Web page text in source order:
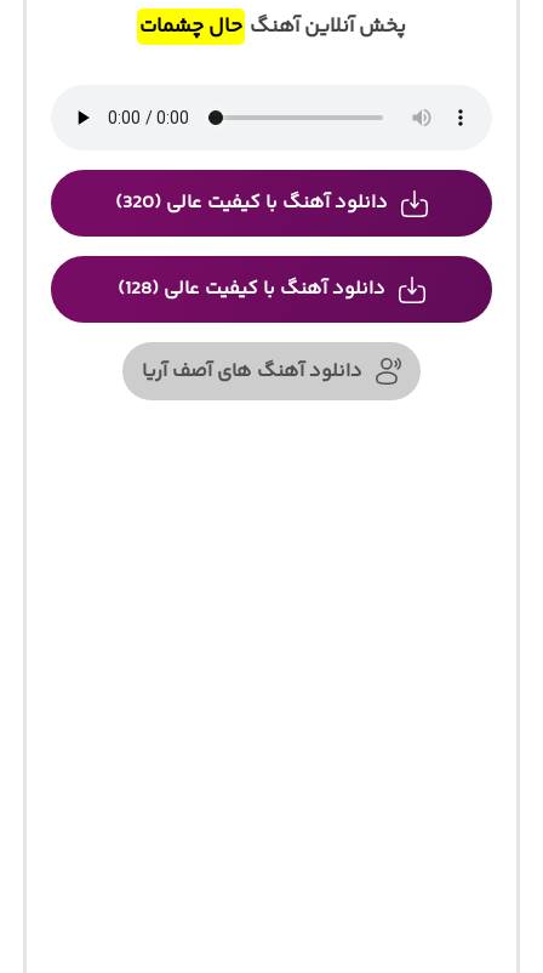
پخش آنلاین آهنگ حال چشمات
دانلود آهنگ با کیفیت عالی (320)
دانلود آهنگ با کیفیت عالی (128)
دانلود آهنگ های آصف آریا